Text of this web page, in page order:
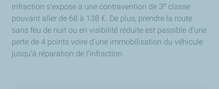
infraction s’expose à une contravention de 3e classe
pouvant aller de 68 à 138 €. De plus, prendre la route
sans feu de nuit ou en visibilité réduite est passible d’une
perte de 4 points voire d’une immobilisation du véhicule
jusqu’à réparation de l’infraction.